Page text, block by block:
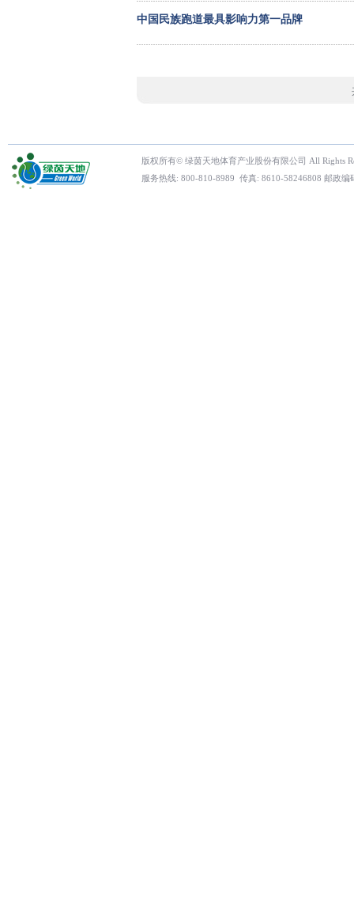
中国民族跑道最具影响力第一品牌
版权所有© 绿茵天地体育产业股份有限公司 All Rights
服务热线: 800-810-8989 传真: 8610-58246808 邮政